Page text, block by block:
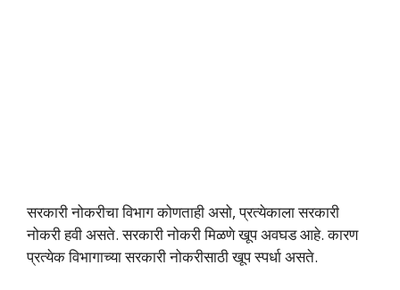
सरकारी नोकरीचा विभाग कोणताही असो, प्रत्येकाला सरकारी
नोकरी हवी असते. सरकारी नोकरी मिळणे खूप अवघड आहे. कारण
प्रत्येक विभागाच्या सरकारी नोकरीसाठी खूप स्पर्धा असते.